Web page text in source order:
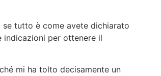
tutto è come avete dichiarato
indicazioni per ottenere il
mi ha tolto decisamente un